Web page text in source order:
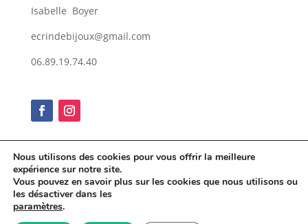
Isabelle Boyer
ecrindebijoux@gmail.com
06.89.19.74.40
Conditions générales de vente
Nous utilisons des cookies pour vous offrir la meilleure
expérience sur notre site.
Vous pouvez en savoir plus sur les cookies que nous utilisons ou
les désactiver dans les
paramètres.